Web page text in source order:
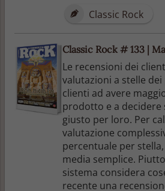
Classic Rock
Classic Rock # 133 |
Le recensioni dei
valutazioni a stelle
clienti ad avere
prodotto e a decidere
giusto per loro. Per
valutazione
percentuale per
media semplice.
sistema considera
recente una